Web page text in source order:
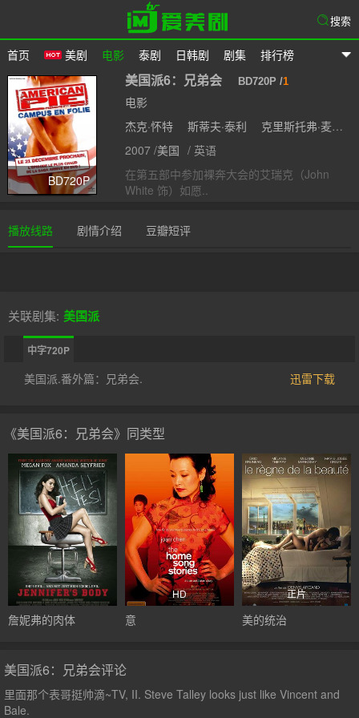
爱美剧
首页 美剧 电影 泰剧 日韩剧 剧集 排行榜
搜索
BD720P
美国派6：兄弟会 BD720P /1
电影
杰克·怀特
斯蒂夫·泰利
克里斯托弗·麦克唐纳
2007 /美国 / 英语
在第五部中参加裸奔大会的艾瑞克（John
White 饰）如愿..
播放线路 剧情介绍 豆瓣短评
关联剧集: 美国派
中字720P
美国派.番外篇：兄弟会. 迅雷下载
《美国派6：兄弟会》同类型
詹妮弗的肉体
HD
意
正片
美的统治
美国派6：兄弟会评论
里面那个表哥挺帅滴~TV, II. Steve Talley looks just like Vincent and
Bale.